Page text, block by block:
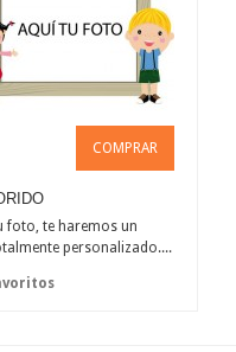
COMPRAR
foto, te haremos un
personalizado....